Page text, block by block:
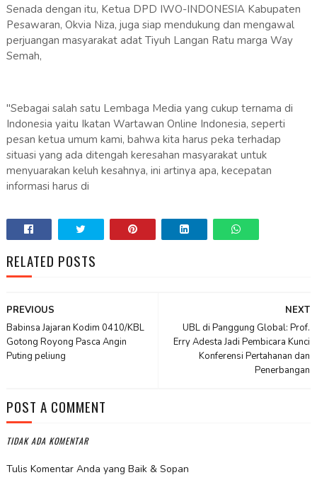
‎Senada dengan itu, Ketua DPD IWO-INDONESIA Kabupaten
Pesawaran, Okvia Niza, juga siap mendukung dan mengawal
perjuangan masyarakat adat Tiyuh Langan Ratu marga Way
Semah,
"Sebagai salah satu Lembaga Media yang cukup ternama di
Indonesia yaitu Ikatan Wartawan Online Indonesia, seperti
pesan ketua umum kami, bahwa kita harus peka terhadap
situasi yang ada ditengah keresahan masyarakat untuk
menyuarakan keluh kesahnya, ini artinya apa, kecepatan
informasi harus di
RELATED POSTS
NEXT
UBL di Panggung Global: Prof.
Erry Adesta Jadi Pembicara Kunci
Konferensi Pertahanan dan
Penerbangan
PREVIOUS
Babinsa Jajaran Kodim 0410/KBL
Gotong Royong Pasca Angin
Puting peliung
POST A COMMENT
TIDAK ADA KOMENTAR
Tulis Komentar Anda yang Baik & Sopan